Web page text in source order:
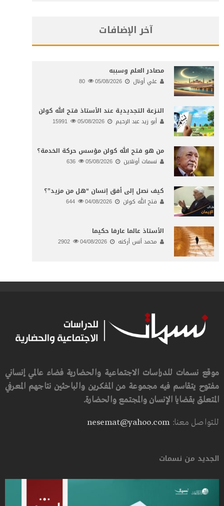
آخر الإضافات
مصادر العلم وسببه
علي أونال 05/08/2026
النـزعة التجديدية عند الأستاذ فتح الله كولن
أبو زيد عبد الرحيم 05/08/2026
من هو فتح الله كولن مؤسس حركة الخدمة؟
نسمات أونلاين 05/08/2026
كيف نصل إلى أفق إنسان “هل من مزيد”؟
فتح الله كولن 04/08/2026
الأستاذ عالما عارفا حكيما
محمد أنس أركنه 04/08/2026
موقع نسمات للدراسات الاجتماعية والحضارية فضاء عالمي إنساني
مفتوح يتقاسم فيه مجموعة من المفكرين والباحثين نتاجهم المعرفي
المتعلق بقضايا الإنسان والمجتمع والحضارة.
للتواصل معنا:nesemat@yahoo.com
الجديد من نسمات